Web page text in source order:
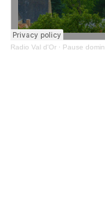
Radio Val d'Or · Pause